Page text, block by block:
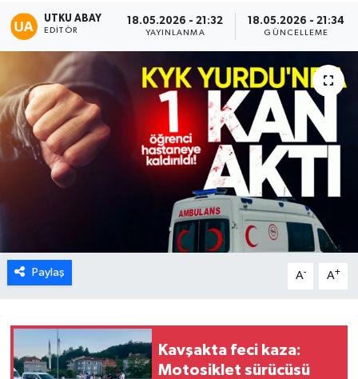
UTKU ABAY
EDITÖR
18.05.2026 - 21:32
YAYINLANMA
18.05.2026 - 21:34
GÜNCELLEME
Paylaş A- A+
Kavşakta feci kaza:
Motosiklet sürücüsü
Karabük
Spor
Ulusal